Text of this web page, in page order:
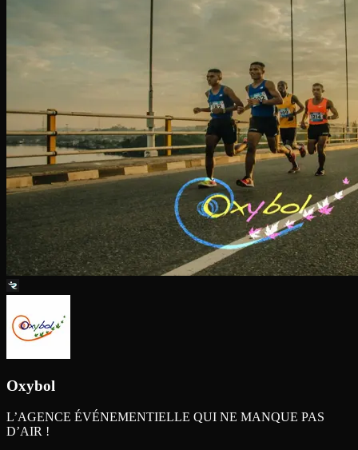
Oxybol
L’AGENCE ÉVÉNEMENTIELLE QUI NE MANQUE PAS
D’AIR !